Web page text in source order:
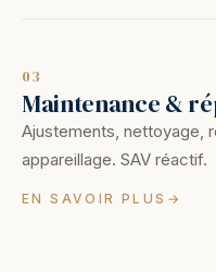
03
Maintenance &
Ajustements, nettoyage,
appareillage. SAV réactif.
EN SAVOIR PLUS